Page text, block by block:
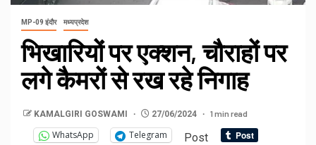
MP-09 इंदौर मध्यप्रदेश
भिखारियों पर एक्शन, चौराहों पर
लगे कैमरों से रख रहे निगाह
KAMALGIRI GOSWAMI 27/06/2024 1 min read
WhatsApp Telegram Post